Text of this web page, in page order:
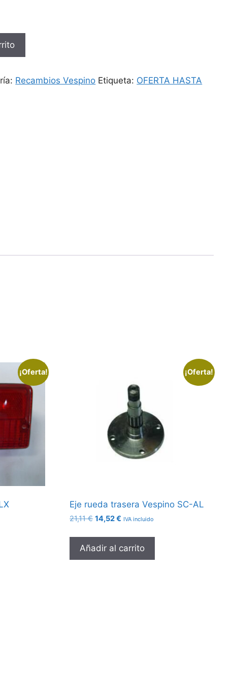
Recambios Vespino Etiqueta: OFERTA HASTA
¡Oferta! ¡Oferta!
Eje rueda trasera Vespino SC-AL
21,11€ El
original
era:
21,11 €.
14,52€ El
actual
es:
14,52 €.
IVA incluido
Añadir al carrito